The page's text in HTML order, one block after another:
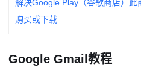
解决Google Play（谷歌商店）
购买或下载
Google Gmail教程